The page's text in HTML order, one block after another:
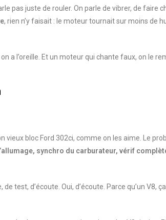
pas juste de rouler. On parle de vibrer, de faire
, rien n’y faisait : le moteur tournait sur moins de
a l’oreille. Et un moteur qui chante faux, on le
vieux bloc Ford 302ci, comme on les aime. Le
synchro du carburateur, vérif
de test, d’écoute. Oui, d’écoute. Parce qu’un